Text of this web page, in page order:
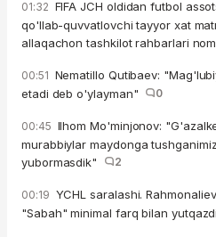
01:32 FIFA JCH oldidan futbol
qo'llab-quvvatlovchi tayyor xat
allaqachon tashkilot rahbarlari
00:51 Nematillo Qutibaev:
etadi deb o'ylayman"
0
00:45 Ilhom Mo'minjonov:
murabbiylar maydonga
yubormasdik"
2
00:19 YCHL saralashi.
"Sabah" minimal farq bilan